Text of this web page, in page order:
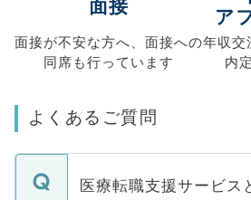
面接
面接が不安な方へ、 面接への
同席も行っています
ア
年収交
内
よくあるご質問
医療転職支援サービス